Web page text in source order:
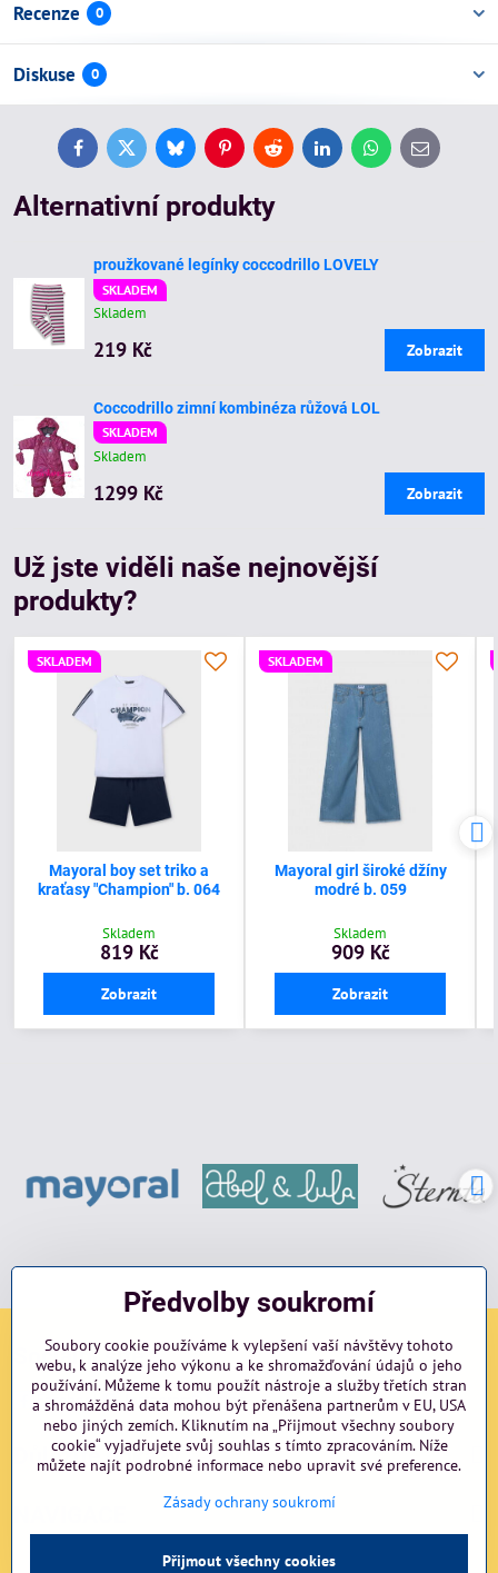
Recenze 0
Diskuse 0
FacebookTwitterBlueskyPinterestReddit LinkedInWhatsApp
E-
mail
Alternativní produkty
proužkované legínky coccodrillo LOVELY
SKLADEM
Skladem
219 Kč Zobrazit
Coccodrillo zimní kombinéza růžová LOL
SKLADEM
Skladem
1299 Kč Zobrazit
Už jste viděli naše nejnovější
produkty?
SKLADEM
Mayoral boy set triko a
kraťasy "Champion" b. 064
Skladem
819 Kč
Zobrazit
SKLADEM
Mayoral girl široké džíny
modré b. 059
Skladem
909 Kč
Zobrazit
Sociální sítě
Facebook Instagram blog
Důležité odkazy
Předvolby soukromí
Soubory cookie používáme k vylepšení vaší návštěvy tohoto
webu, k analýze jeho výkonu a ke shromažďování údajů o jeho
používání. Můžeme k tomu použít nástroje a služby třetích stran
a shromážděná data mohou být přenášena partnerům v EU, USA
nebo jiných zemích. Kliknutím na „Přijmout všechny soubory
cookie“ vyjadřujete svůj souhlas s tímto zpracováním. Níže
můžete najít podrobné informace nebo upravit své preference.
Zásady ochrany soukromí
Přijmout všechny cookies